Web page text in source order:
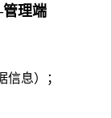
理端
信息）；